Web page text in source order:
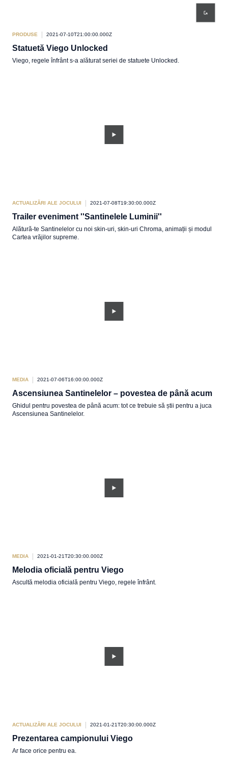
PRODUSE 2021-07-10T21:00:00.000Z
Statuetă Viego Unlocked
Viego, regele înfrânt s-a alăturat seriei de statuete Unlocked.
ACTUALIZĂRI ALE JOCULUI 2021-07-08T19:30:00.000Z
Trailer eveniment ''Santinelele Luminii''
Alătură-te Santinelelor cu noi skin-uri, skin-uri Chroma, animații și modul
Cartea vrăjilor supreme.
MEDIA 2021-07-06T16:00:00.000Z
Ascensiunea Santinelelor – povestea de până acum
Ghidul pentru povestea de până acum: tot ce trebuie să știi pentru a juca
Ascensiunea Santinelelor.
MEDIA 2021-01-21T20:30:00.000Z
Melodia oficială pentru Viego
Ascultă melodia oficială pentru Viego, regele înfrânt.
ACTUALIZĂRI ALE JOCULUI 2021-01-21T20:30:00.000Z
Prezentarea campionului Viego
Ar face orice pentru ea.